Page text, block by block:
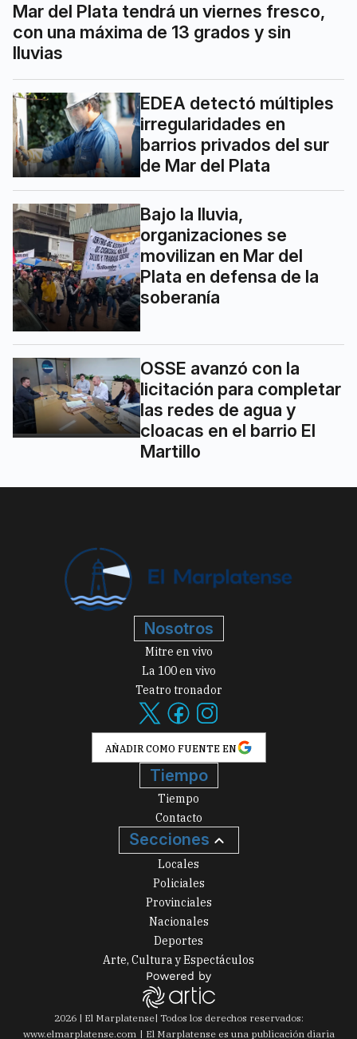
Mar del Plata tendrá un viernes fresco,
con una máxima de 13 grados y sin
lluvias
EDEA detectó múltiples
irregularidades en
barrios privados del sur
de Mar del Plata
Bajo la lluvia,
organizaciones se
movilizan en Mar del
Plata en defensa de la
soberanía
OSSE avanzó con la
licitación para completar
las redes de agua y
cloacas en el barrio El
Martillo
Nosotros
Mitre en vivo
La 100 en vivo
Teatro tronador
AÑADIR COMO FUENTE EN
Tiempo
Tiempo
Contacto
Secciones
Locales
Policiales
Provinciales
Nacionales
Deportes
Arte, Cultura y Espectáculos
2026| El Marplatense| Todos los derechos reservados:
www.elmarplatense.com El Marplatense es una publicación diaria